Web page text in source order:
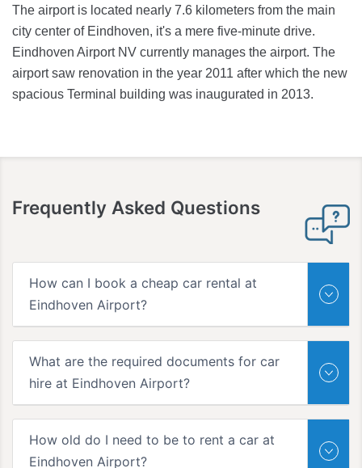
The airport is located nearly 7.6 kilometers from the main
city center of Eindhoven, it's a mere five-minute drive.
Eindhoven Airport NV currently manages the airport. The
airport saw renovation in the year 2011 after which the new
spacious Terminal building was inaugurated in 2013.
Frequently Asked Questions
How can I book a cheap car rental at
Eindhoven Airport?
What are the required documents for car
hire at Eindhoven Airport?
How old do I need to be to rent a car at
Eindhoven Airport?